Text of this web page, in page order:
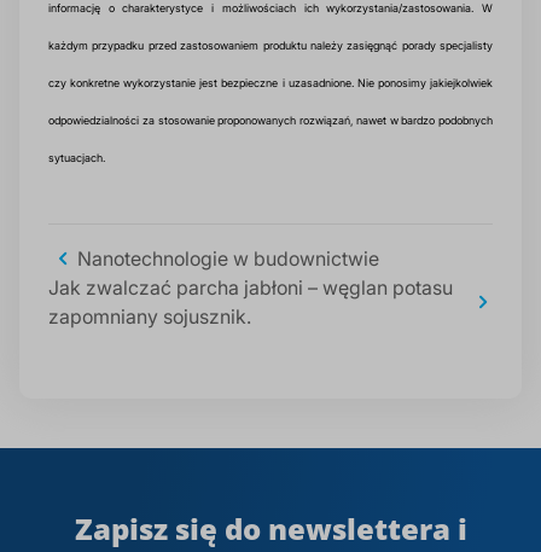
informację o charakterystyce i możliwościach ich wykorzystania/zastosowania. W
każdym przypadku przed zastosowaniem produktu należy zasięgnąć porady specjalisty
czy konkretne wykorzystanie jest bezpieczne i uzasadnione. Nie ponosimy jakiejkolwiek
odpowiedzialności za stosowanie proponowanych rozwiązań, nawet w bardzo podobnych
sytuacjach.
Nanotechnologie w budownictwie
Jak zwalczać parcha jabłoni – węglan potasu
zapomniany sojusznik.
Zapisz się do newslettera i